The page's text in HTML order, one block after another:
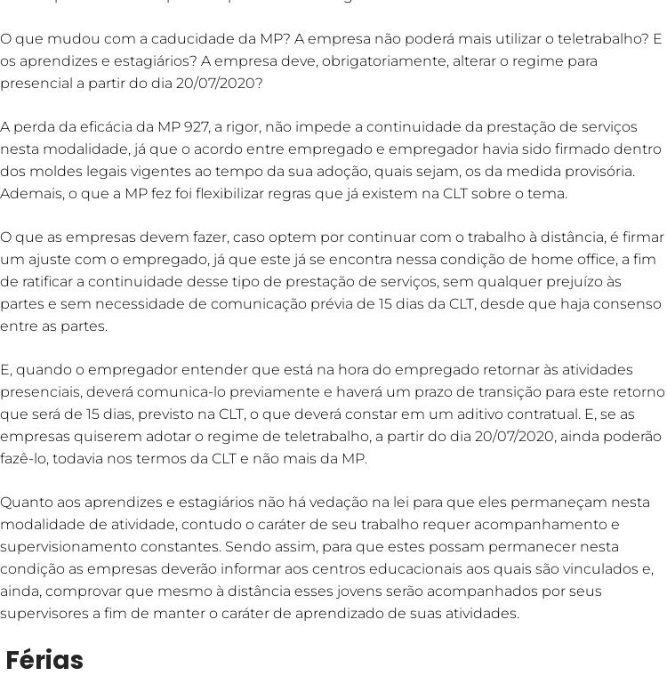
O que mudou com a caducidade da MP? A empresa não poderá mais utilizar o teletrabalho? E
os aprendizes e estagiários? A empresa deve, obrigatoriamente, alterar o regime para
presencial a partir do dia 20/07/2020?
A perda da eficácia da MP 927, a rigor, não impede a continuidade da prestação de serviços
nesta modalidade, já que o acordo entre empregado e empregador havia sido firmado dentro
dos moldes legais vigentes ao tempo da sua adoção, quais sejam, os da medida provisória.
Ademais, o que a MP fez foi flexibilizar regras que já existem na CLT sobre o tema.
O que as empresas devem fazer, caso optem por continuar com o trabalho à distância, é firmar
um ajuste com o empregado, já que este já se encontra nessa condição de home office, a fim
de ratificar a continuidade desse tipo de prestação de serviços, sem qualquer prejuízo às
partes e sem necessidade de comunicação prévia de 15 dias da CLT, desde que haja consenso
entre as partes.
E, quando o empregador entender que está na hora do empregado retornar às atividades
presenciais, deverá comunica-lo previamente e haverá um prazo de transição para este retorno
que será de 15 dias, previsto na CLT, o que deverá constar em um aditivo contratual. E, se as
empresas quiserem adotar o regime de teletrabalho, a partir do dia 20/07/2020, ainda poderão
fazê-lo, todavia nos termos da CLT e não mais da MP.
Quanto aos aprendizes e estagiários não há vedação na lei para que eles permaneçam nesta
modalidade de atividade, contudo o caráter de seu trabalho requer acompanhamento e
supervisionamento constantes. Sendo assim, para que estes possam permanecer nesta
condição as empresas deverão informar aos centros educacionais aos quais são vinculados e,
ainda, comprovar que mesmo à distância esses jovens serão acompanhados por seus
supervisores a fim de manter o caráter de aprendizado de suas atividades.
Férias